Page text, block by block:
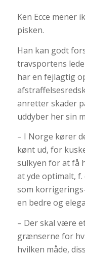
Ken Ecce mener
pisken.
Han kan godt
travsportens
har en fejlagtig
anretter skader
uddyber her sin
– I Norge kører
kønt ud, for
sulkyen for at få
at yde optimalt,
som
en bedre og
– Der skal være
grænserne for
hvilken måde,